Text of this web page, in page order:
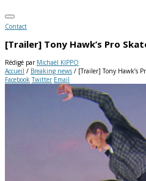
Contact
[Trailer] Tony Hawk’s Pro
Rédigé par Michaël KIPPO
Accueil / Breaking news / [Trailer] Tony Hawk’s
Facebook Twitter Email